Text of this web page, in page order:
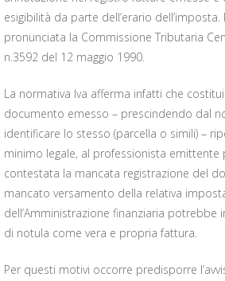
esigibilità da parte dell’erario
pronunciata la Commissione Tributaria
n.3592 del 12 maggio 1990.
La normativa Iva afferma infatti che
documento emesso – prescindendo dal
identificare lo stesso (parcella o simili) –
minimo legale, al professionista emittente
contestata la mancata registrazione del
mancato versamento della relativa
dell’Amministrazione finanziaria potrebbe
di notula come vera e propria fattura.
Per questi motivi occorre predisporre